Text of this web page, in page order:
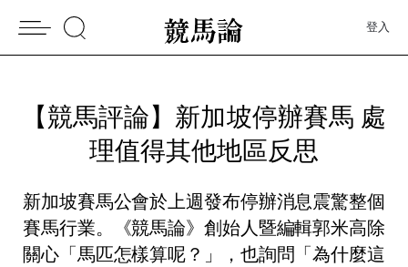
登入
【競馬評論】新加坡停辦賽馬 處
理值得其他地區反思
新加坡賽馬公會於上週發布停辦消息震驚整個
賽馬行業。《競馬論》創始人暨編輯郭米高除
關心「馬匹怎樣算呢？」，也詢問「為什麼這